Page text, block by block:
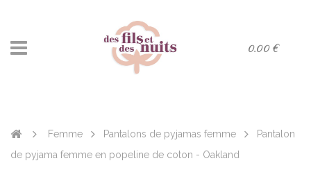
0.00 €
Femme Pantalons de pyjamas femme
Pantalon
de pyjama femme en popeline de coton - Oakland